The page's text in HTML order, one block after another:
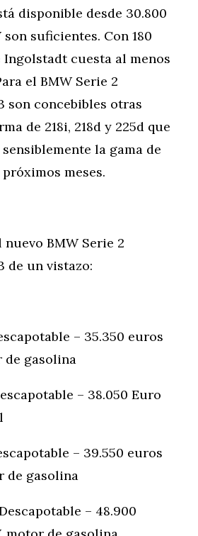
disponible desde 30.800
son suficientes. Con 180
Ingolstadt cuesta al menos
el BMW Serie 2
son concebibles otras
de 218i, 218d y 225d que
la gama de
meses.
BMW Serie 2
de un vistazo:
– 35.350 euros
de gasolina
– 38.050 Euro
– 39.550 euros
de gasolina
– 48.900